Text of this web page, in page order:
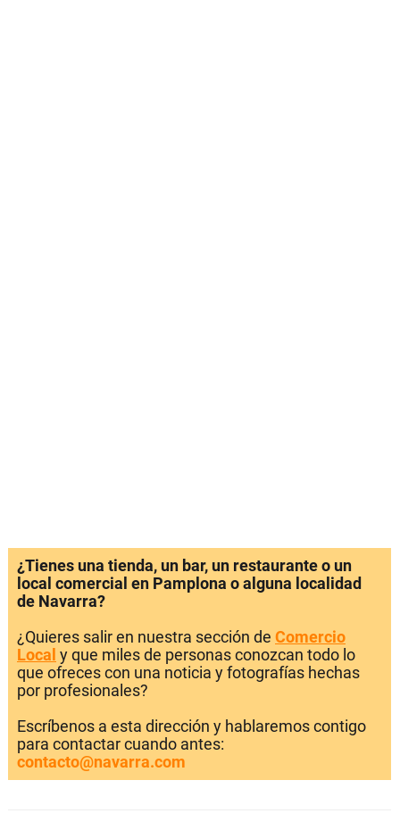
¿Tienes una tienda, un bar, un restaurante o un
local comercial en Pamplona o alguna localidad
de Navarra?
¿Quieres salir en nuestra sección de Comercio
Local y que miles de personas conozcan todo lo
que ofreces con una noticia y fotografías hechas
por profesionales?
Escríbenos a esta dirección y hablaremos contigo
para contactar cuando antes:
contacto@navarra.com